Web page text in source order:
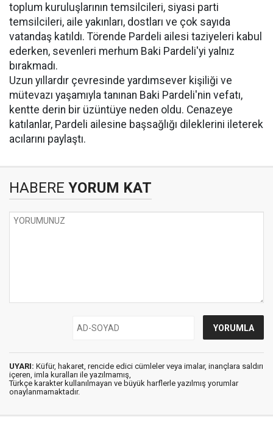
toplum kuruluşlarının temsilcileri, siyasi parti
temsilcileri, aile yakınları, dostları ve çok sayıda
vatandaş katıldı. Törende Pardeli ailesi taziyeleri kabul
ederken, sevenleri merhum Baki Pardeli'yi yalnız
bırakmadı.
Uzun yıllardır çevresinde yardımsever kişiliği ve
mütevazı yaşamıyla tanınan Baki Pardeli'nin vefatı,
kentte derin bir üzüntüye neden oldu. Cenazeye
katılanlar, Pardeli ailesine başsağlığı dileklerini ileterek
acılarını paylaştı.
HABERE YORUM KAT
UYARI: Küfür, hakaret, rencide edici cümleler veya imalar, inançlara saldırı
içeren, imla kuralları ile yazılmamış,
Türkçe karakter kullanılmayan ve büyük harflerle yazılmış yorumlar
onaylanmamaktadır.